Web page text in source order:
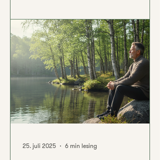
tilstrekkelig effekt. Faktisk anslås det at
rundt 30 % av pasienter med depresjon
faller inn under det som kalles
behandlingsresistent depresjon. For disse
menneskene kan depresjonen bli langvarig
og alvorlig, med store konsekvenser for
livskvalitet, funksjonsevne og
25. juli 2025 6 min lesing